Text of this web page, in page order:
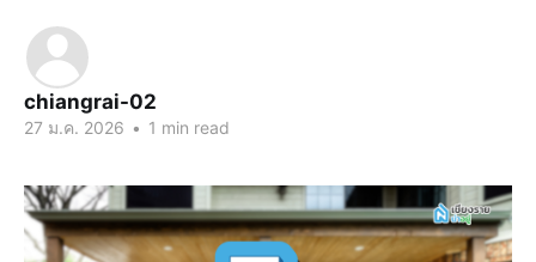
chiangrai-02
27 ม.ค. 2026 • 1 min read